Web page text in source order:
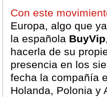
Con este
Europa, algo que
la española BuyVip
hacerla de su
presencia en los
fecha la compañía
Holanda, Polonia y